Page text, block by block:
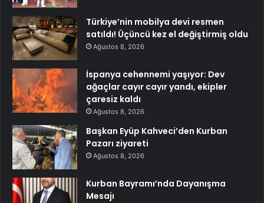
Türkiye’nin mobilya devi resmen
satıldı! Üçüncü kez el değiştirmiş oldu
Ağustos 8, 2026
İspanya cehennemi yaşıyor: Dev
ağaçlar cayır cayır yandı, ekipler
çaresiz kaldı
Ağustos 8, 2026
Başkan Eyüp Kahveci’den Kurban
Pazarı ziyareti
Ağustos 8, 2026
Kurban Bayramı’nda Dayanışma
Mesajı